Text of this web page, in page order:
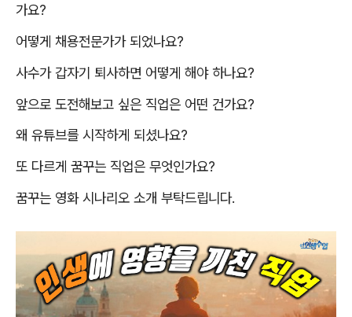
가요?
어떻게 채용전문가가 되었나요?
사수가 갑자기 퇴사하면 어떻게 해야 하나요?
앞으로 도전해보고 싶은 직업은 어떤 건가요?
왜 유튜브를 시작하게 되셨나요?
또 다르게 꿈꾸는 직업은 무엇인가요?
꿈꾸는 영화 시나리오 소개 부탁드립니다.